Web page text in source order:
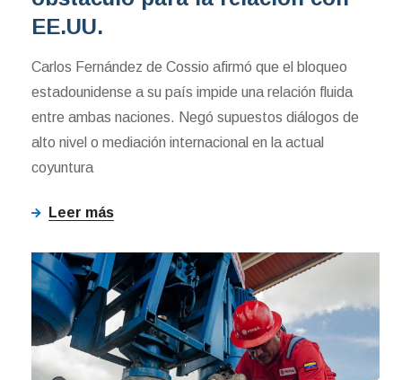
EE.UU.
Carlos Fernández de Cossio afirmó que el bloqueo
estadounidense a su país impide una relación fluida
entre ambas naciones. Negó supuestos diálogos de
alto nivel o mediación internacional en la actual
coyuntura
Leer más